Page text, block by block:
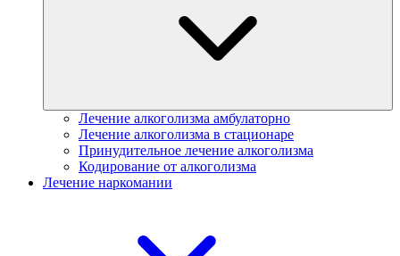
Лечение алкоголизма амбулаторно
Лечение алкоголизма в стационаре
Принудительное лечение алкоголизма
Кодирование от алкоголизма
Лечение наркомании